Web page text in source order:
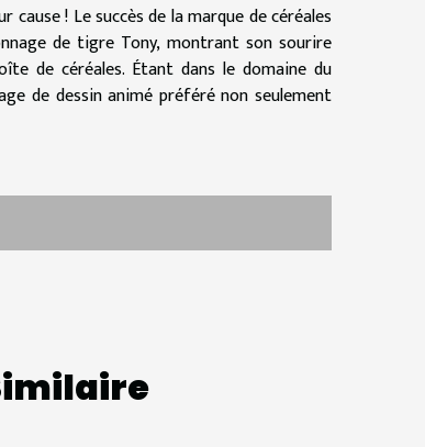
! Le succès de la marque de céréales
de tigre Tony, montrant son sourire
de céréales. Étant dans le domaine du
de dessin animé préféré non seulement